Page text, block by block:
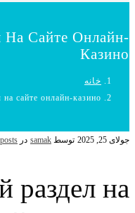
На Сайте Онлайн-
Казино
خانه
сайте онлайн-казино
جولای 25, 2025 توسط samak در posts
раздел на